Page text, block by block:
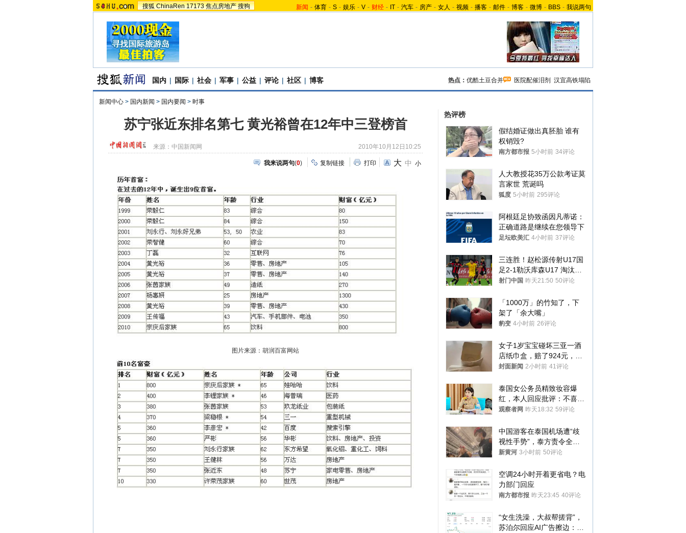
搜狐 ChinaRen 17173 焦点房地产 搜狗 新闻 - 体育 - S - 娱乐 - V - 财经 - IT - 汽车 - 房产 - 女人 - 视频 - 播客 - 邮件 - 博客 - 微博 - BBS - 我说两句
国内 | 国际 | 社会 | 军事 | 公益 | 评论 | 社区 | 博客 热点： 优酷土豆合并 医院配催泪剂 汉宜高铁塌陷
新闻中心 > 国内新闻 > 国内要闻 > 时事
苏宁张近东排名第七 黄光裕曾在12年中三登榜首
来源： 中国新闻网 2010年10月12日10:25
我来说两句(0) 复制链接 打印 大 中 小
图片来源：胡润百富网站
热评榜
假结婚证做出真胚胎 谁有
权销毁?
南方都市报 5小时前 34评论
人大教授花35万公款考证莫
言家世 荒诞吗
狐度 5小时前 295评论
阿根廷足协致函因凡蒂诺：
正确道路是继续在您领导下
足坛欧美汇 4小时前 37评论
三连胜！赵松源传射U17国
足2-1勒沃库森U17 淘汰赛
将战河床
射门中国 昨天21:50 50评论
「1000万」的竹知了，下
架了「余大嘴」
豹变 4小时前 26评论
女子1岁宝宝碰坏三亚一酒
店纸巾盒，赔了924元，发
帖吐槽后酒店退还一半的
封面新闻 2小时前 41评论
泰国女公务员精致妆容爆
红，本人回应批评：不喜欢
就别看
观察者网 昨天18:32 59评论
中国游客在泰国机场遭“歧
视性手势”，泰方责令全面
调查，对责任人采取最严厉
新黄河 3小时前 50评论
空调24小时开着更省电？电
力部门回应
南方都市报 昨天23:45 40评论
“女生洗澡，大叔帮搓背”，
苏泊尔回应AI广告擦边：视